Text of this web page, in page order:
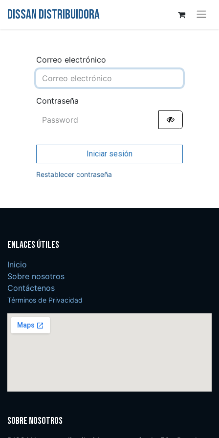
DISSAN DISTRIBUIDORA
Correo electrónico
Contraseña
Iniciar sesión
Restablecer contraseña
Enlaces útiles
Inicio
Sobre nosotros
Contáctenos
Términos de Privacidad
Sobre nosotros